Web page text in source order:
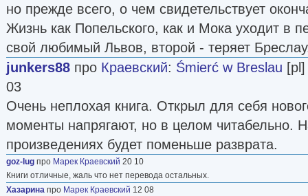
но прежде всего, о чем свидетельствует
Жизнь как Попельского, как и Мока уходит в
свой любимый Львов, второй - теряет
junkers88 про Краевский: Śmierć w Breslau
03
Очень неплохая книга. Открыл для себя
моменты напрягают, но в целом читабельно.
произведениях будет поменьше разврата.
goz-lug про Марек Краевский 20 10
Книги отличные, жаль что нет перевода остальных.
Хазарина про Марек Краевский 12 08